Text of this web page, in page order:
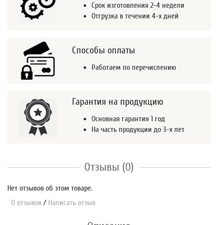
Срок изготовления 2-4 недели
Отгрузка в течении 4-х дней
Способы оплаты
Работаем по перечислению
Гарантия на продукцию
Основная гарантия 1 год
На часть продукции до 3-х лет
Отзывы (0)
Нет отзывов об этом товаре.
0 отзывов / Написать отзыв